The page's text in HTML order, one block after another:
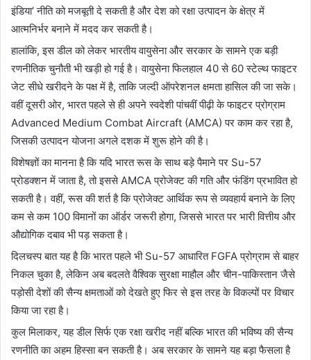
इंडिया’ नीति को मजबूती दे सकती है और देश को रक्षा उत्पादन के क्षेत्र में
आत्मनिर्भर बनाने में मदद कर सकती है।
हालांकि, इस डील को लेकर भारतीय वायुसेना और सरकार के सामने एक बड़ी
रणनीतिक चुनौती भी खड़ी हो गई है। वायुसेना फिलहाल 40 से 60 स्टेल्थ फाइटर
जेट सीधे खरीदने के पक्ष में है, ताकि जल्दी ऑपरेशनल क्षमता हासिल की जा सके।
वहीं दूसरी ओर, भारत पहले से ही अपने स्वदेशी पांचवीं पीढ़ी के फाइटर प्रोग्राम
Advanced Medium Combat Aircraft (AMCA) पर काम कर रहा है,
जिसकी उत्पादन योजना अगले दशक में शुरू होने की है।
विशेषज्ञों का मानना है कि यदि भारत रूस के साथ बड़े पैमाने पर Su-57
प्रोडक्शन में जाता है, तो इससे AMCA प्रोजेक्ट की गति और फंडिंग प्रभावित हो
सकती है। वहीं, रूस की शर्त है कि प्रोजेक्ट आर्थिक रूप से व्यवहार्य बनाने के लिए
कम से कम 100 विमानों का ऑर्डर जरूरी होगा, जिससे भारत पर भारी वित्तीय और
औद्योगिक दबाव भी पड़ सकता है।
दिलचस्प बात यह है कि भारत पहले भी Su-57 आधारित FGFA प्रोग्राम से बाहर
निकल चुका है, लेकिन अब बदलते वैश्विक सुरक्षा माहौल और चीन-पाकिस्तान जैसे
पड़ोसी देशों की सैन्य क्षमताओं को देखते हुए फिर से इस तरह के विकल्पों पर विचार
किया जा रहा है।
कुल मिलाकर, यह डील सिर्फ एक रक्षा खरीद नहीं बल्कि भारत की भविष्य की सैन्य
रणनीति का अहम हिस्सा बन सकती है। अब सरकार के सामने यह बड़ा फैसला है